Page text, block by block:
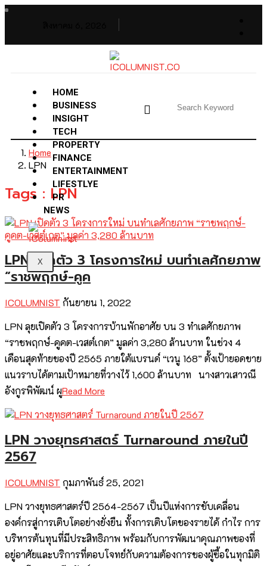
HOME
BUSINESS
INSIGHT
TECH
PROPERTY
FINANCE
ENTERTAINMENT
LIFESTLYE
PR
NEWS
X
Home
LPN
Tags : LPN
LPN เปิดตัว 3 โครงการใหม่ บนทำเลศักยภาพ
“ราชพฤกษ์-คูค
ICOLUMNIST กันยายน 1, 2022
LPN ลุยเปิดตัว 3 โครงการบ้านพักอาศัย บน 3 ทำเลศักยภาพ
“ราชพฤกษ์-คูคต-เวสต์เกต” มูลค่า 3,280 ล้านบาท ในช่วง 4
เดือนสุดท้ายของปี 2565 ภายใต้แบรนด์ “เวนู 168” ตั้งเป้ายอดขาย
แนวราบได้ตามเป้าหมายที่วางไว้ 1,600 ล้านบาท นางสาวเสาวณี
อังกูรพิพัฒน์ ผูRead More
LPN วางยุทธศาสตร์ Turnaround ภายในปี
2567
ICOLUMNIST กุมภาพันธ์ 25, 2021
LPN วางยุทธศาสตร์ปี 2564-2567 เป็นปีแห่งการขับเคลื่อน
องค์กรสู่การเติบโตอย่างยั่งยืน ทั้งการเติบโตของรายได้ กำไร การ
บริหารต้นทุนที่มีประสิทธิภาพ พร้อมกับการพัฒนาคุณภาพของที่
อยู่อาศัยและบริการที่ตอบโจทย์กับความต้องการของผู้ซื้อในทุกมิติ